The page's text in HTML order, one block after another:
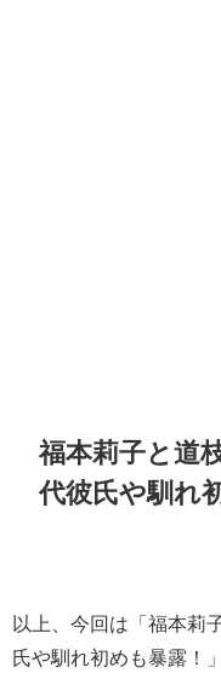
福本莉子と道
代彼氏や馴れ
以上、今回は「 福本莉
氏や馴れ初めも暴露！